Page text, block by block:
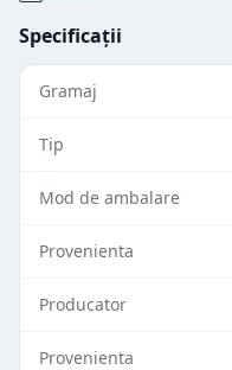
Specificații
Gramaj
Tip
Mod de ambalare
Provenienta
Producator
Provenienta